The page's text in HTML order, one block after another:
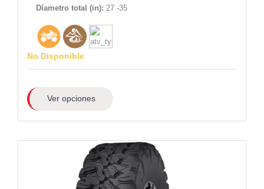
Díametro total (in): 27 -35
No Disponible
Ver opciones